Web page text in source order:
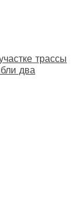
трассы
два